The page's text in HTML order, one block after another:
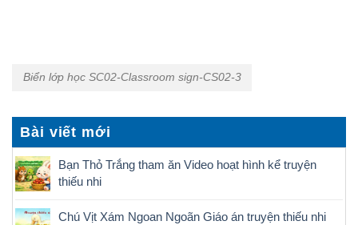
Biển lớp học SC02-Classroom sign-CS02-3
Bài viết mới
Bạn Thỏ Trắng tham ăn Video hoạt hình kể truyện
thiếu nhi
Chú Vịt Xám Ngoan Ngoãn Giáo án truyện thiếu nhi